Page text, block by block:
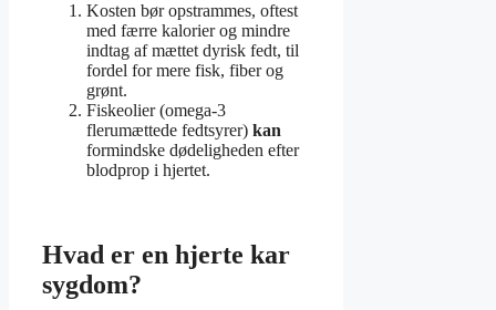
Kosten bør opstrammes, oftest
med færre kalorier og mindre
indtag af mættet dyrisk fedt, til
fordel for mere fisk, fiber og
grønt.
Fiskeolier (omega-3
flerumættede fedtsyrer) kan
formindske dødeligheden efter
blodprop i hjertet.
Hvad er en hjerte kar
sygdom?